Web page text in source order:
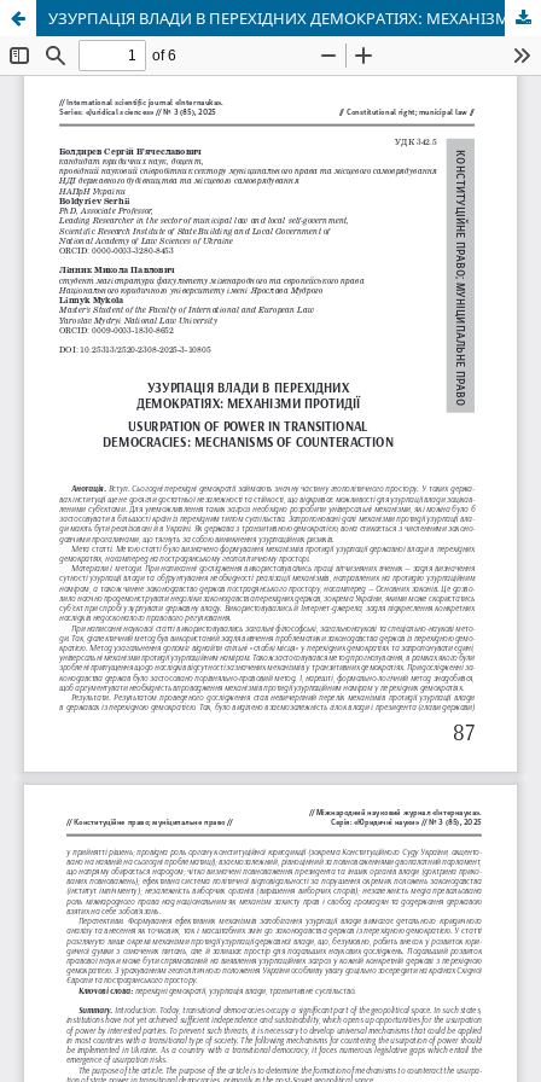
УЗУРПАЦІЯ ВЛАДИ В ПЕРЕХІДНИХ ДЕМОКРАТІЯХ: МЕХАНІЗМИ ПРОТИДІЇ